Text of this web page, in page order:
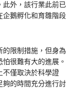
此外，該行業此前已
企鵝孵化和育雛階段
的限制措施，但身為
很難有大的進展。
不僅取決於科學證
夠的時間充分進行討